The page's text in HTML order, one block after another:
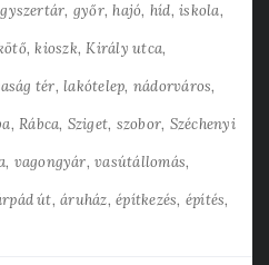
győr hajó híd iskola
kioszk Király utca
tér lakótelep nádorváros
Rábca Sziget szobor Széchenyi
vagongyár vasútállomás
út áruház építkezés építés